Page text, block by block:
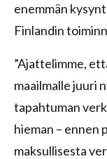
enemmän
Finlandin
”Ajattelimme,
maailmalle juuri
tapahtuman
hieman – ennen
maksullisesta